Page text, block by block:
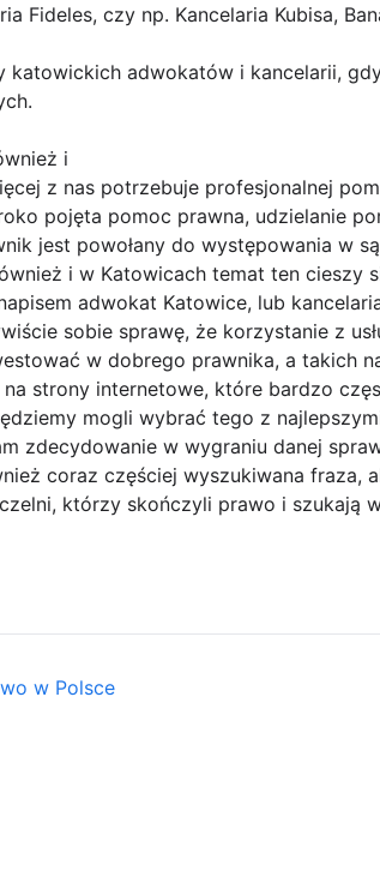
Fideles, czy np. Kancelaria Kubisa,
katowickich adwokatów i kancelarii,
i
z nas potrzebuje profesjonalnej
pojęta pomoc prawna, udzielanie
jest powołany do występowania w
i w Katowicach temat ten cieszy
adwokat Katowice, lub
sobie sprawę, że korzystanie z
w dobrego prawnika, a takich
strony internetowe, które bardzo
mogli wybrać tego z
zdecydowanie w wygraniu danej
coraz częściej wyszukiwana fraza,
którzy skończyli prawo i szukają
w Polsce